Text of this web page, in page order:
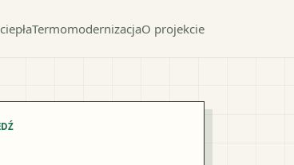
TermomodernizacjaO projekcie